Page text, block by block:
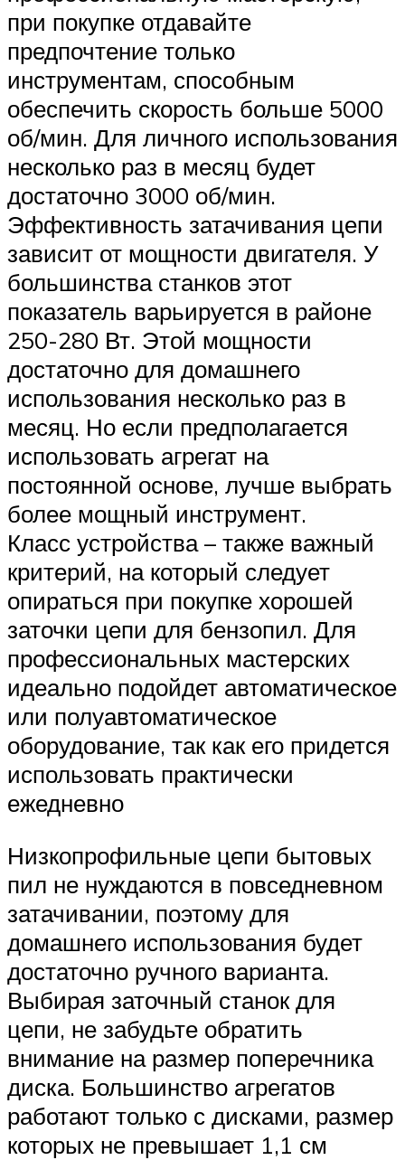
при покупке отдавайте
предпочтение только
инструментам, способным
обеспечить скорость больше 5000
об/мин. Для личного использования
несколько раз в месяц будет
достаточно 3000 об/мин.
Эффективность затачивания цепи
зависит от мощности двигателя. У
большинства станков этот
показатель варьируется в районе
250-280 Вт. Этой мощности
достаточно для домашнего
использования несколько раз в
месяц. Но если предполагается
использовать агрегат на
постоянной основе, лучше выбрать
более мощный инструмент.
Класс устройства – также важный
критерий, на который следует
опираться при покупке хорошей
заточки цепи для бензопил. Для
профессиональных мастерских
идеально подойдет автоматическое
или полуавтоматическое
оборудование, так как его придется
использовать практически
ежедневно
Низкопрофильные цепи бытовых
пил не нуждаются в повседневном
затачивании, поэтому для
домашнего использования будет
достаточно ручного варианта.
Выбирая заточный станок для
цепи, не забудьте обратить
внимание на размер поперечника
диска. Большинство агрегатов
работают только с дисками, размер
которых не превышает 1,1 см